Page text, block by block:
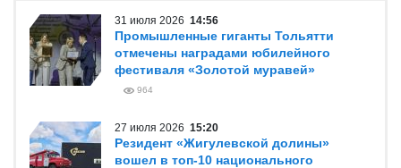
31 июля 2026 14:56
Промышленные гиганты Тольятти
отмечены наградами юбилейного
фестиваля «Золотой муравей»
964
27 июля 2026 15:20
Резидент «Жигулевской долины»
вошел в топ-10 национального